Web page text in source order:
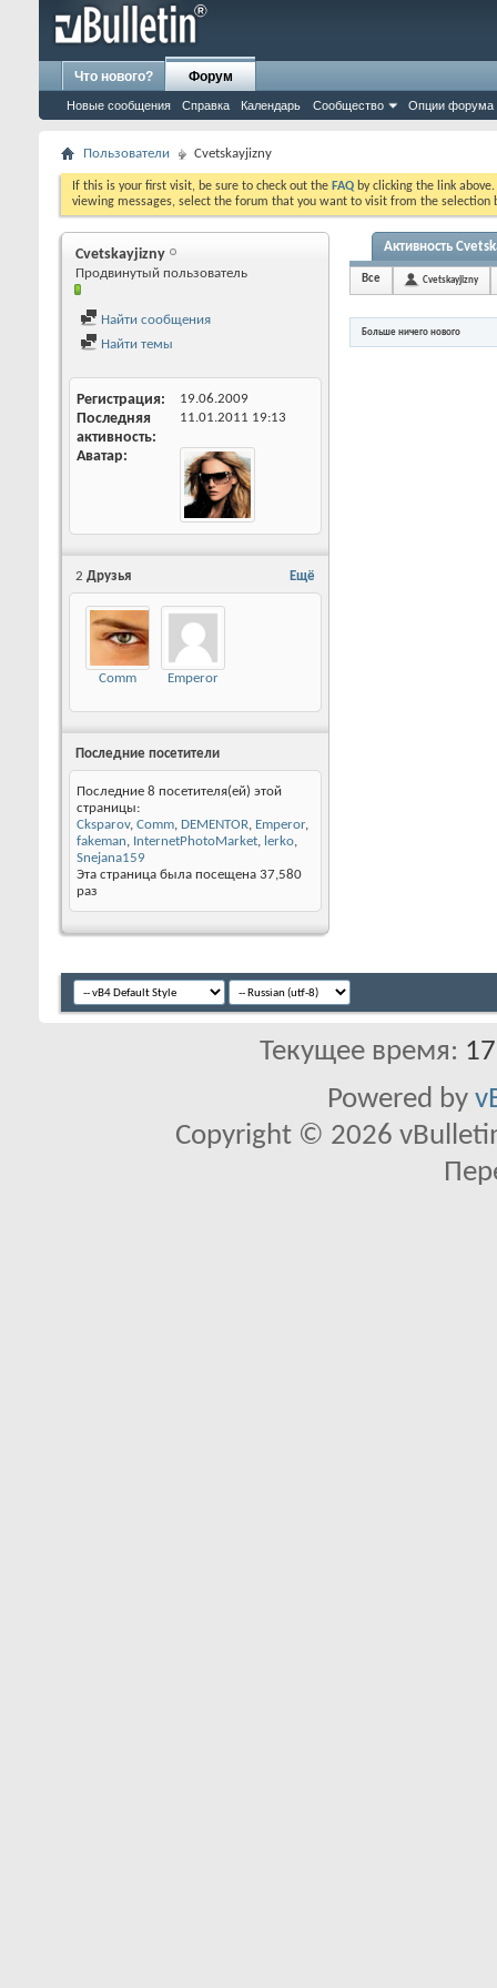
Что нового? Форум
Новые сообщения Справка Календарь Сообщество Опции форума
Пользователи Cvetskayjizny
If this is your first visit, be sure to check out the FAQ by clicking the link
viewing messages, select the forum that you want to visit from the selection
Cvetskayjizny
Продвинутый пользователь
Найти сообщения
Найти темы
Регистрация 19.06.2009
Последняя
активность
11.01.2011 19:13
Аватар
Ещё
2 Друзья
Comm Emperor
Последние посетители
Последние 8 посетителя(ей) этой
страницы:
Cksparov, Comm, DEMENTOR, Emperor,
fakeman, InternetPhotoMarket, lerko,
Snejana159
Эта страница была посещена 37,580
раз
Активность
Все Cvetskayjizny
Больше ничего нового
Текущее время:
Powered by
Copyright © 2026